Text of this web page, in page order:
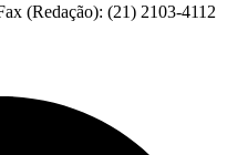
(Redação): (21) 2103-4112